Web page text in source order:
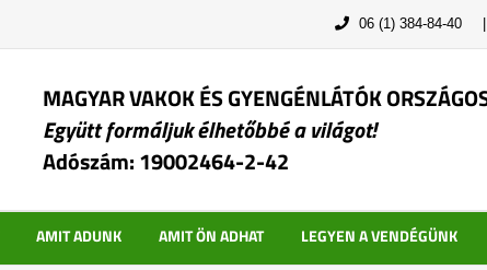
06 (1) 384-84-40
MAGYAR VAKOK ÉS GYENGÉNLÁTÓK
Együtt formáljuk élhetőbbé a világot!
Adószám: 19002464-2-42
AMIT ADUNK AMIT ÖN ADHAT LEGYEN A VENDÉGÜNK